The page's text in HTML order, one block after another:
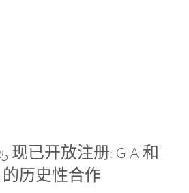
现已开放注册: GIA 和
的历史性合作